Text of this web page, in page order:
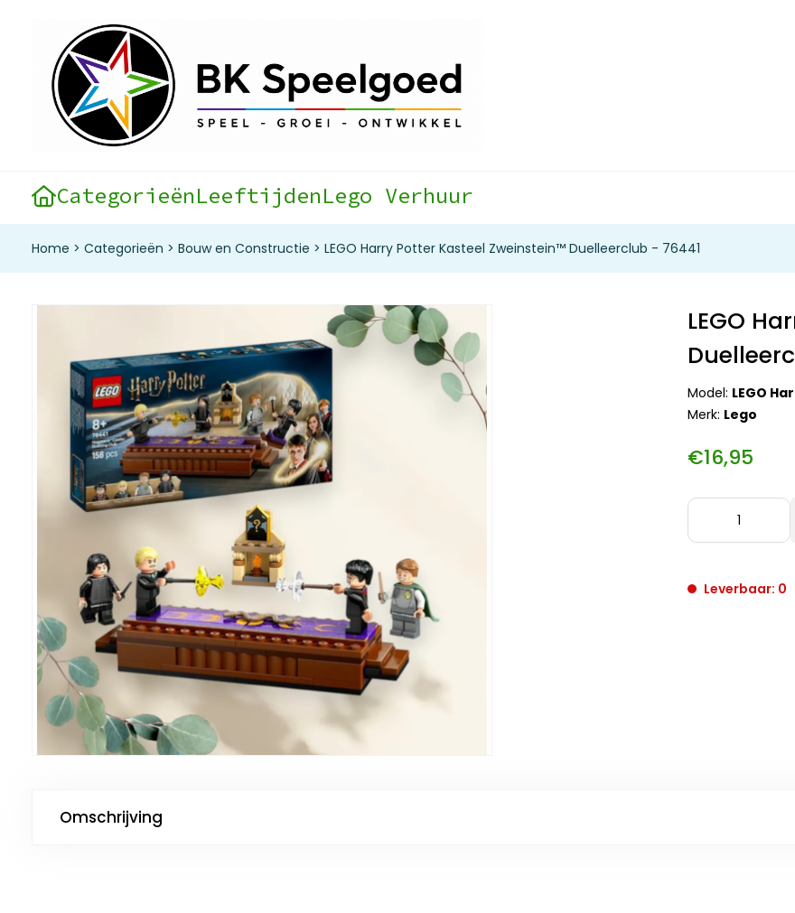
CategorieënLeeftijdenLego Verhuur
Home > Categorieën > Bouw en Constructie > LEGO Harry Potter Kasteel Zweinstein™ Duelleerclub - 76441
LEGO
Model: LEGO
Merk: Lego
€16,95
Leverbaar: 0
Omschrijving